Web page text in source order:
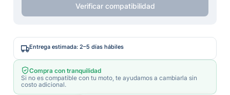
Verificar compatibilidad
Entrega estimada: 2–5 días hábiles
Compra con tranquilidad
Si no es compatible con tu moto, te ayudamos a cambiarla sin
costo adicional.